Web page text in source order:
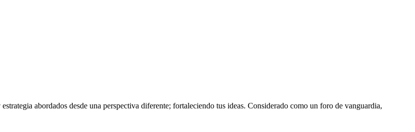
abordados desde una perspectiva diferente; fortaleciendo tus ideas. Considerado como un foro de vanguardia,